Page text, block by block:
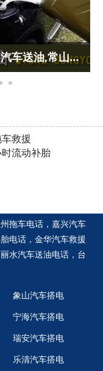
常山汽车送油,常山附近24小时送油 宁波汽车
救援
流动补胎
拖车电话 ，嘉兴汽车
电话 ，金华汽车救援
丽水汽车送油电话 ， 台
象山汽车搭电
宁海汽车搭电
瑞安汽车搭电
乐清汽车搭电